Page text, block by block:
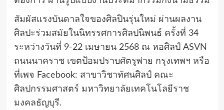
สัมผัสแรงบันดาลใจของศิลปินรุ่นใหม่ ผ่านผลงาน
ศิลปะร่วมสมัยในนิทรรศการศิลปนิพนธ์ ครั้งที่ 34
ระหว่างวันที่ 9-22 เมษายน 2568 ณ หอศิลป์ ASVN
ถนนนาคราช เขตป้อมปราบศัตรูพ่าย กรุงเทพฯ หรือ
ที่เพจ Facebook: สาขาวิชาทัศนศิลป์ คณะ
ศิลปกรรมศาสตร์ มหาวิทยาลัยเทคโนโลยีราช
มงคลธัญบุรี.